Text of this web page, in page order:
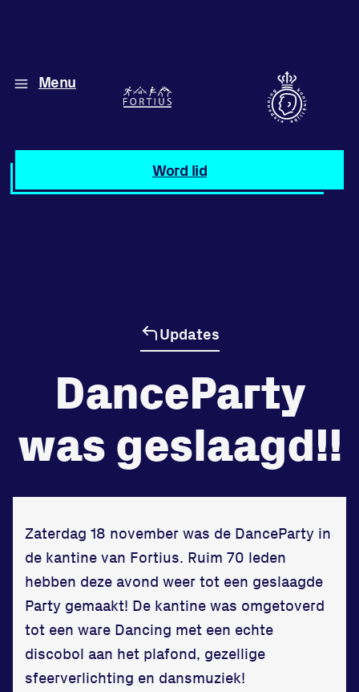
Menu
Word lid
Diverse disciplines
Atletiek
Beheersde
tegenstander
Worstelen
Prestaties op afstanden
zet je samen
Running
Updates
DanceParty
was geslaagd!!
Zaterdag 18 november was de DanceParty in
de kantine van Fortius. Ruim 70 leden
hebben deze avond weer tot een geslaagde
Party gemaakt! De kantine was omgetoverd
tot een ware Dancing met een echte
discobol aan het plafond, gezellige
sfeerverlichting en dansmuziek!